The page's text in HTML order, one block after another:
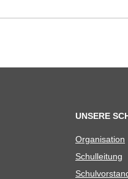
UNSERE
Orga­ni­sa­tion
Schul­lei­tung